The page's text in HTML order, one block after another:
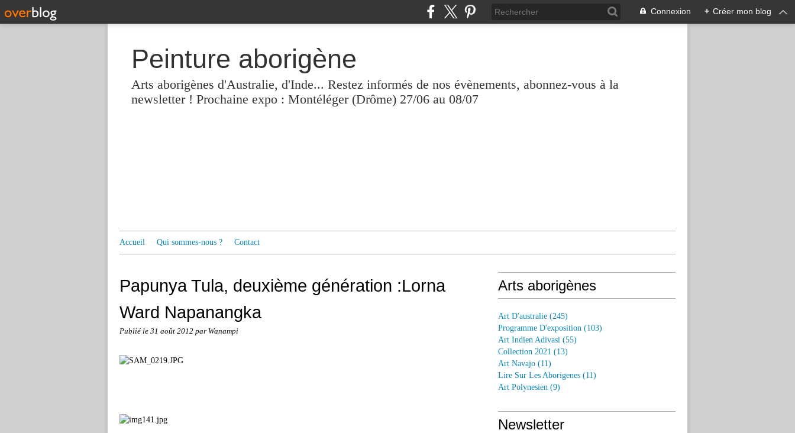
Connexion + Créer mon blog
Peinture aborigène
Arts aborigènes d'Australie, d'Inde... Restez informés de nos évènements, abonnez-vous à la
newsletter ! Prochaine expo : Montéléger (Drôme) 27/06 au 08/07
Accueil Qui sommes-nous ? Contact
Papunya Tula, deuxième génération :Lorna
Ward Napanangka
Publié le 31 août 2012 par Wanampi
Arts aborigènes
Art D'australie (245)
Programme D'exposition (103)
Art Indien Adivasi (55)
Collection 2021 (13)
Art Navajo (11)
Lire Sur Les Aborigenes (11)
Art Polynesien (9)
Newsletter